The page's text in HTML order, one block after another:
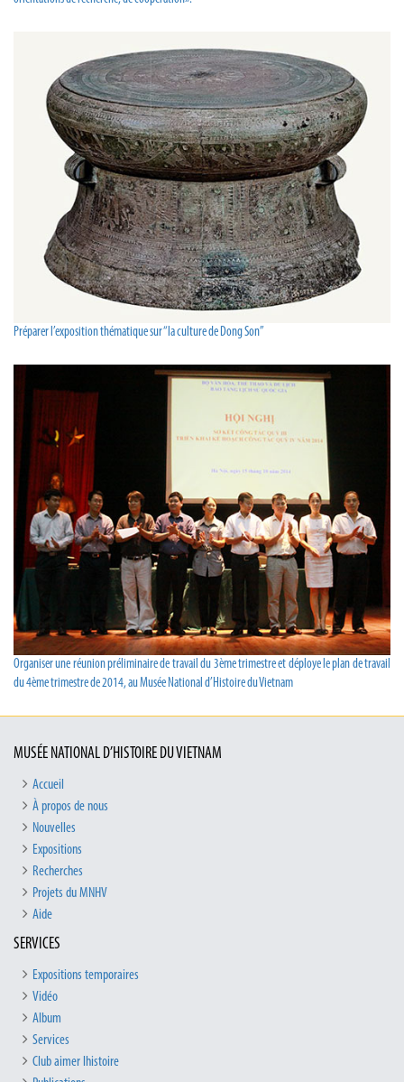
Préparer l’exposition thématique sur “la culture de Dong Son”
Organiser une réunion préliminaire de travail du 3ème trimestre et déploye le plan de travail
du 4ème trimestre de 2014, au Musée National d’Histoire du Vietnam
MUSÉE NATIONAL D’HISTOIRE DU VIETNAM
Accueil
À propos de nous
Nouvelles
Expositions
Recherches
Projets du MNHV
Aide
SERVICES
Expositions temporaires
Vidéo
Album
Services
Club aimer lhistoire